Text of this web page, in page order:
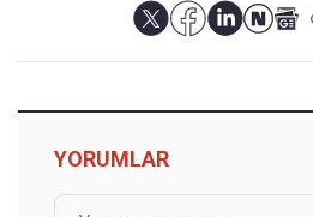
YORUMLAR